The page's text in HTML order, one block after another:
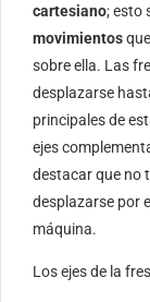
cartesiano; esto
movimientos
sobre ella. Las
desplazarse
principales de
ejes
destacar que no
desplazarse por
máquina.
Los ejes de la